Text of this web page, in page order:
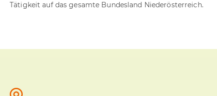
Tätigkeit auf das gesamte Bundesland Niederösterreich.